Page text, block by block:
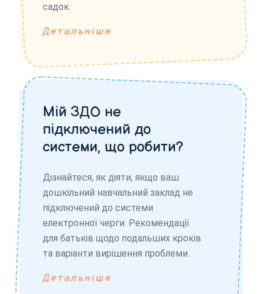
садок.
Детальніше
Мій ЗДО не
підключений до
системи, що робити?
Дізнайтеся, як діяти, якщо ваш
дошкільний навчальний заклад не
підключений до системи
електронної черги. Рекомендації
для батьків щодо подальших кроків
та варіанти вирішення проблеми.
Детальніше